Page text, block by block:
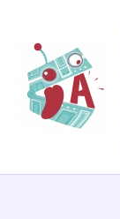
contenu